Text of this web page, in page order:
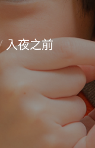
入夜之前